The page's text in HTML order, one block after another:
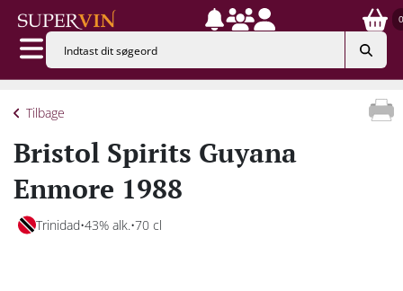
0
Tilbage
Bristol Spirits Guyana
Enmore 1988
Trinidad 43% alk. 70 cl